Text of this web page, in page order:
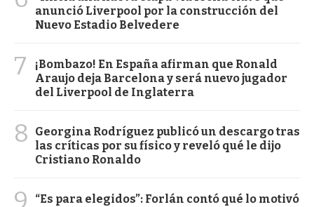
anunció Liverpool por la construcción del
Nuevo Estadio Belvedere
7
¡Bombazo! En España afirman que Ronald
Araujo deja Barcelona y será nuevo jugador
del Liverpool de Inglaterra
8
Georgina Rodríguez publicó un descargo tras
las críticas por su físico y reveló qué le dijo
Cristiano Ronaldo
9
“Es para elegidos”: Forlán contó qué lo motivó